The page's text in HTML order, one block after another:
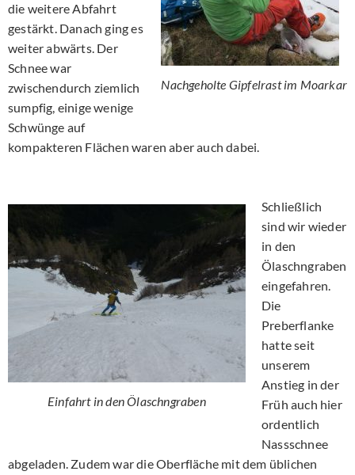
Nachgeholte Gipfelrast im Moarkar
die weitere Abfahrt
gestärkt. Danach ging es
weiter abwärts. Der
Schnee war
zwischendurch ziemlich
sumpfig, einige wenige
Schwünge auf
kompakteren Flächen waren aber auch dabei.
Einfahrt in den Ölaschngraben
Schließlich
sind wir wieder
in den
Ölaschngraben
eingefahren.
Die
Preberflanke
hatte seit
unserem
Anstieg in der
Früh auch hier
ordentlich
Nassschnee
abgeladen. Zudem war die Oberfläche mit dem üblichen